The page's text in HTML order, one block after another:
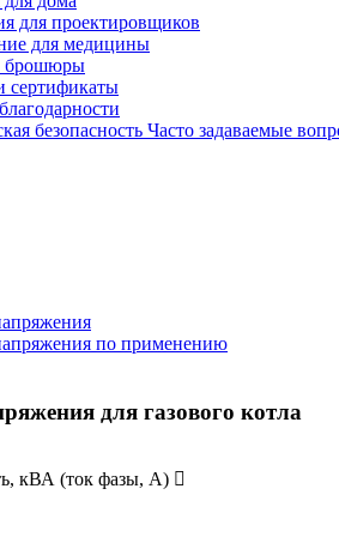
для проектировщиков
для медицины
брошюры
сертификаты
безопасность Часто задаваемые
по применению
для газового котла
кВА (ток фазы, А)